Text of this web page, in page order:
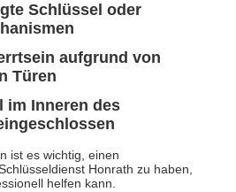
Schlüssel oder
aufgrund von
Türen
im Inneren des
ist es wichtig, einen
Honrath zu haben,
helfen kann.